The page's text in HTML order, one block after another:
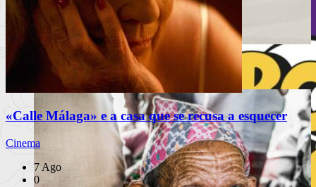
Festival Mental celebra 10 anos
«Calle Málaga» e a casa que se recusa a esquecer
Cinema
7 Ago
0